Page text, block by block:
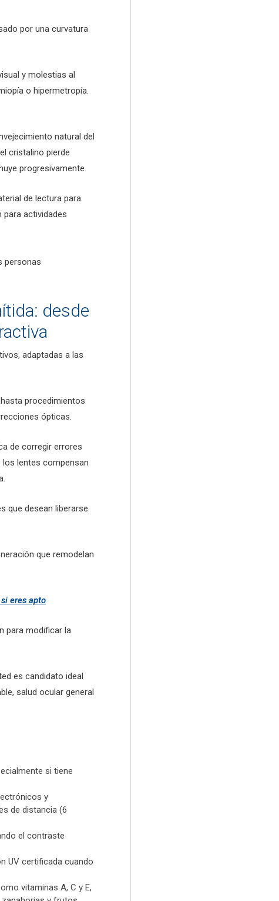
por una curvatura
y molestias al
o hipermetropía.
natural del
cristalino pierde
progresivamente.
de lectura para
para actividades
personas
desde
adaptadas a las
procedimientos
ópticas.
de corregir errores
lentes compensan
que desean liberarse
que remodelan
eres apto
para modificar la
es candidato ideal
salud ocular general
si tiene
y
de distancia (6
el contraste
UV certificada cuando
vitaminas A, C y E,